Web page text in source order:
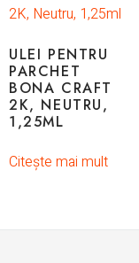
ULEI PENTRU
PARCHET
BONA CRAFT
2K, NEUTRU,
1,25ML
Citește mai mult